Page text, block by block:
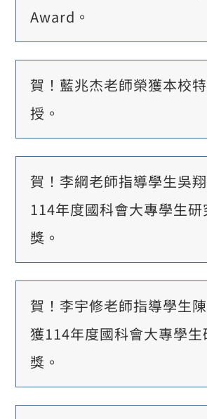
Award。
賀！藍兆杰老師榮獲本校
授。
賀！李綱老師指導學生吳
114年度國科會大專學生研
獎。
賀！李宇修老師指導學生
獲114年度國科會大專學
獎。